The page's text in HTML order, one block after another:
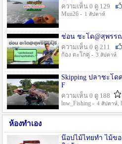
ความเห็น 0 ดู 129
Muu26 - 1 สัปดาห์
ช่อน ชะโด@สุพรร
ความเห็น 0 ดู 211
ก้อง ตะโกคู่ - 3 สัปดาห์
Skipping ปลาชะโด
F
ความเห็น 0 ดู 188
lnw_Fishing - 4 สัปดาห์,
ห้องทำเอง
น๊อปไม้ไทยทำ ไม้ข